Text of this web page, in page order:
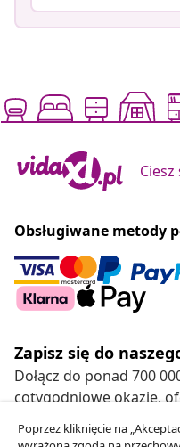
Obsługiwane metody
Zapisz się do
Dołącz do ponad 700
cotygodniowe okazje,
Poprzez kliknięcie na